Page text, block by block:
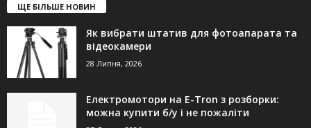
ЩЕ БІЛЬШЕ НОВИН
Як вибрати штатив для фотоапарата та
відеокамери
28 Липня, 2026
Електромотори на E-Tron з розборки:
можна купити б/у і не пожаліти